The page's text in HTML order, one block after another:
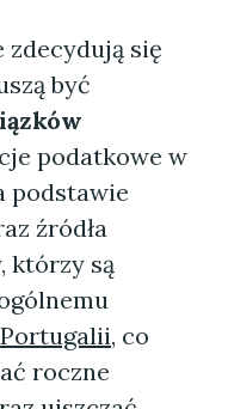
zdecydują się
być
podatkowe w
podstawie
źródła
którzy są
, co
roczne